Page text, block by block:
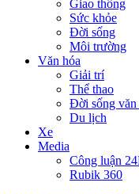
Giao thông
Sức khỏe
Đời sống
Môi trường
Văn hóa
Giải trí
Thể thao
Đời sống văn
Du lịch
Xe
Media
Công luận
Rubik 360